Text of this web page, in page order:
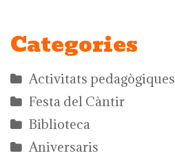
Categories
Activitats pedagògiques
Festa del Càntir
Biblioteca
Aniversaris